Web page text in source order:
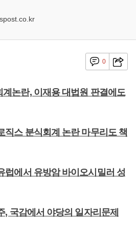
0
논란, 이재용 대법원 판결에도
직스 분식회계 논란 마무리도 책
럽에서 유방암 바이오시밀러 성
, 국감에서 야당의 일자리문제